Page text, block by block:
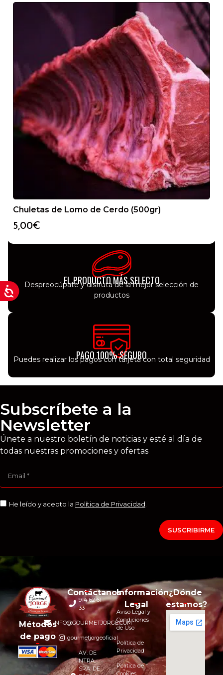
Chuletas de Lomo de Cerdo (500gr)
5,00€
SERVICIO 24/48H
Recibirá su producto en menos de 48h desde que
recibimos el pedido
TRANSPORTE REFRIGERADO
Le llegarán todos nuestros productos como si los
EL PRODUCTO MÁS SELECTO
Despreocúpate y disfruta de la mejor selección de
productos
PAGO 100% SEGURO
Puedes realizar los pagos con tarjeta con total seguridad
Subscríbete a la
Newsletter
Únete a nuestro boletín de noticias y esté al día de
todas nuestras promociones y ofertas
He leído y acepto la Política de Privacidad.
SUSCRIBIRME
Métodos
de pago
Contáctanos
914 62 61
33
INFO@GOURMETJORGE.COM
gourmetjorgeoficial
AV. DE
NTRA.
SRA. DE
Información
Legal
Aviso Legal y
Condiciones
de Uso
Política de
Privacidad
Política de
Cookies
¿Dónde
estamos?